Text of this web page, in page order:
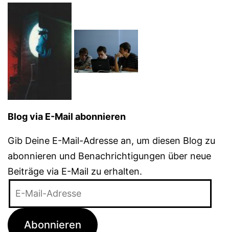
Blog via E-Mail abonnieren
Gib Deine E-Mail-Adresse an, um diesen Blog zu
abonnieren und Benachrichtigungen über neue
Beiträge via E-Mail zu erhalten.
Adresse
Abonnieren